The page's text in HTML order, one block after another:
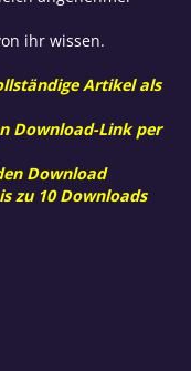
ihr wissen.
Artikel als
Download-Link per
Download
zu 10 Downloads